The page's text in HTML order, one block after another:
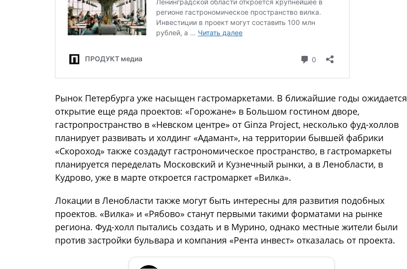
Рынок Петербурга уже насыщен гастромаркетами. В ближайшие годы ожидается
открытие еще ряда проектов: «Горожане» в Большом гостином дворе,
гастропространство в «Невском центре» от Ginza Project, несколько фуд-холлов
планирует развивать и холдинг «Адамант», на территории бывшей фабрики
«Скороход» также создадут гастрономическое пространство, в гастромаркеты
планируется переделать Московский и Кузнечный рынки, а в Ленобласти, в
Кудрово, уже в марте откроется гастромаркет «Вилка».
Локации в Ленобласти также могут быть интересны для развития подобных
проектов. «Вилка» и «Рябово» станут первыми такими форматами на рынке
региона. Фуд-холл пытались создать и в Мурино, однако местные жители были
против застройки бульвара и компания «Рента инвест» отказалась от проекта.